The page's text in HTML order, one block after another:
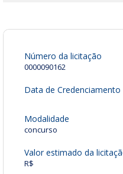
Número da licitação
0000090162
Data de Credenciamento
Modalidade
concurso
Valor estimado da
R$